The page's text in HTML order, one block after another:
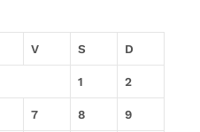
V S D
1 2
7 8 9